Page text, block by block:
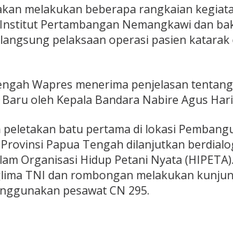
melakukan beberapa rangkaian
Pertambangan Nemangkawi dan
pelaksaan operasi pasien
Wapres menerima penjelasan
oleh Kepala Bandara Nabire Agus
batu pertama di lokasi
Papua Tengah dilanjutkan
Organisasi Hidup Petani Nyata (HIPETA).
TNI dan rombongan melakukan
pesawat CN 295.